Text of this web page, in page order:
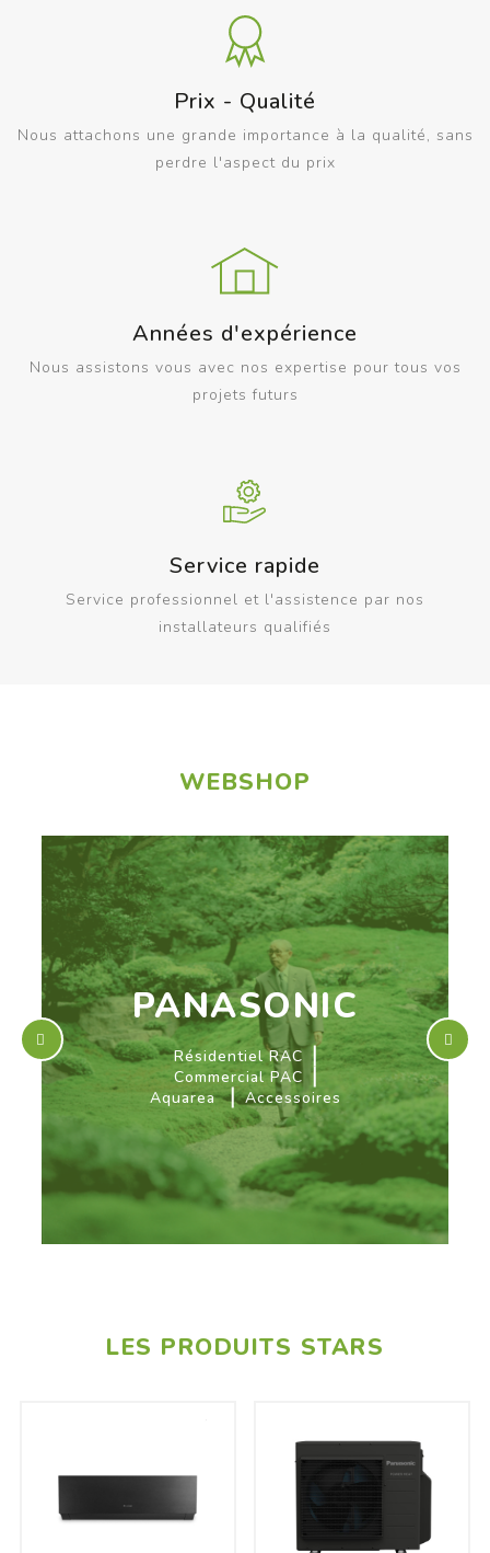
Prix - Qualité
Nous attachons une grande importance à la qualité, sans
perdre l'aspect du prix
Années d'expérience
Nous assistons vous avec nos expertise pour tous vos
projets futurs
Service rapide
Service professionnel et l'assistence par nos
installateurs qualifiés
WEBSHOP
PANASONIC
Résidentiel RAC
Commercial PAC
Aquarea
Accessoires
LES PRODUITS STARS